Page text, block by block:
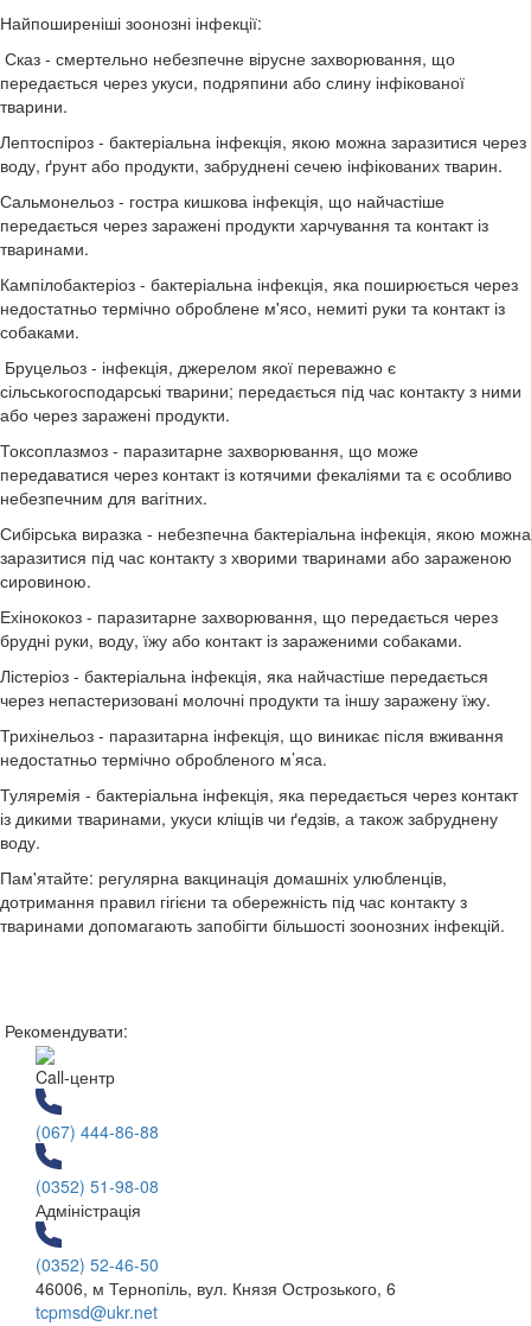
Найпоширеніші зоонозні інфекції:
Сказ - смертельно небезпечне вірусне захворювання, що
передається через укуси, подряпини або слину інфікованої
тварини.
Лептоспіроз - бактеріальна інфекція, якою можна заразитися через
воду, ґрунт або продукти, забруднені сечею інфікованих тварин.
Сальмонельоз - гостра кишкова інфекція, що найчастіше
передається через заражені продукти харчування та контакт із
тваринами.
Кампілобактеріоз - бактеріальна інфекція, яка поширюється через
недостатньо термічно оброблене м'ясо, немиті руки та контакт із
собаками.
Бруцельоз - інфекція, джерелом якої переважно є
сільськогосподарські тварини; передається під час контакту з ними
або через заражені продукти.
Токсоплазмоз - паразитарне захворювання, що може
передаватися через контакт із котячими фекаліями та є особливо
небезпечним для вагітних.
Сибірська виразка - небезпечна бактеріальна інфекція, якою можна
заразитися під час контакту з хворими тваринами або зараженою
сировиною.
Ехінококоз - паразитарне захворювання, що передається через
брудні руки, воду, їжу або контакт із зараженими собаками.
Лістеріоз - бактеріальна інфекція, яка найчастіше передається
через непастеризовані молочні продукти та іншу заражену їжу.
Трихінельоз - паразитарна інфекція, що виникає після вживання
недостатньо термічно обробленого м’яса.
Туляремія - бактеріальна інфекція, яка передається через контакт
із дикими тваринами, укуси кліщів чи ґедзів, а також забруднену
воду.
Пам'ятайте: регулярна вакцинація домашніх улюбленців,
дотримання правил гігієни та обережність під час контакту з
тваринами допомагають запобігти більшості зоонозних інфекцій.
Рекомендувати:
Call-центр
(067) 444-86-88
(0352) 51-98-08
Адміністрація
(0352) 52-46-50
46006, м Тернопіль, вул. Князя Острозького, 6
tcpmsd@ukr.net